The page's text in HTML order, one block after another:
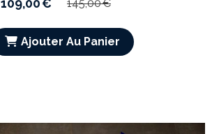
109,00€ 145,00€
Ajouter Au Panier